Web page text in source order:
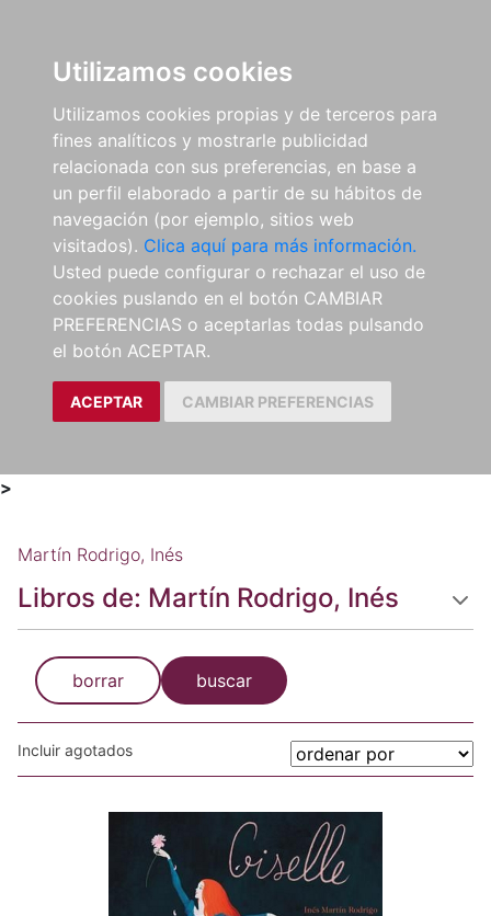
Utilizamos cookies
Utilizamos cookies propias y de terceros para
fines analíticos y mostrarle publicidad
relacionada con sus preferencias, en base a
un perfil elaborado a partir de su hábitos de
navegación (por ejemplo, sitios web
visitados). Clica aquí para más información.
Usted puede configurar o rechazar el uso de
cookies puslando en el botón CAMBIAR
PREFERENCIAS o aceptarlas todas pulsando
el botón ACEPTAR.
ACEPTAR CAMBIAR PREFERENCIAS
>
Martín Rodrigo, Inés
Libros de: Martín Rodrigo, Inés
borrar buscar
Incluir agotados